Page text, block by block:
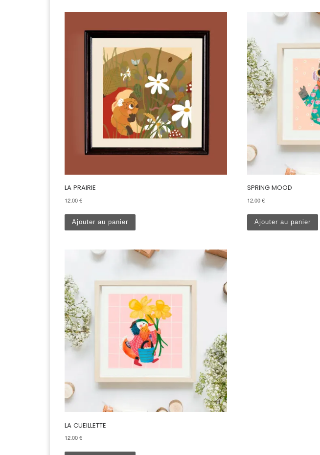
LA PRAIRIE
12.00€
Ajouter au panier
SPRING MOOD
12.00€
Ajouter au panier
LA CUEILLETTE
12.00€